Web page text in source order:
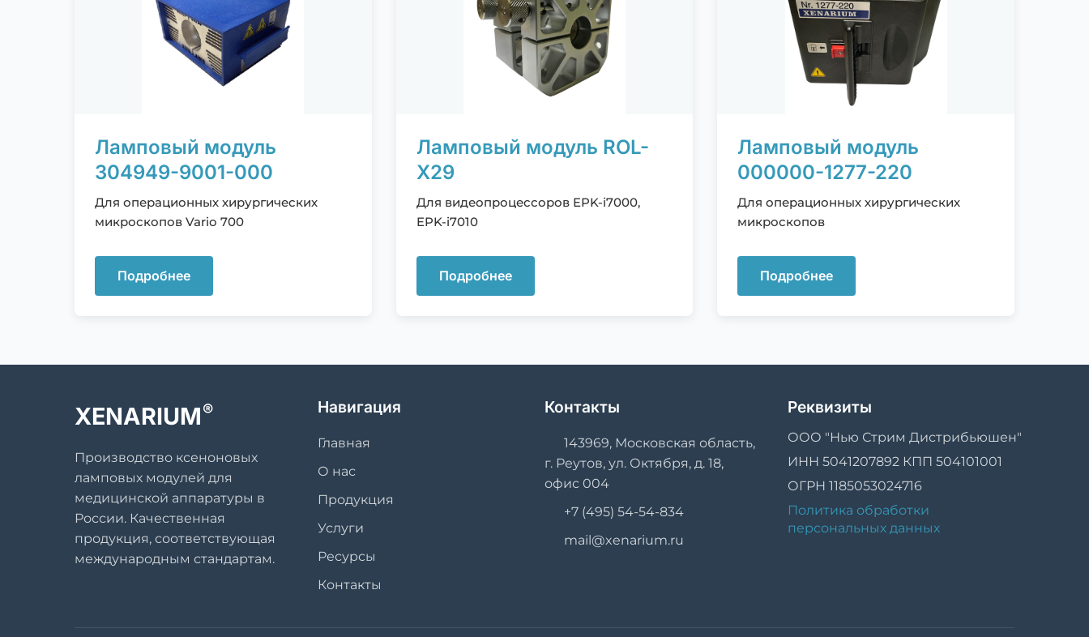
Ламповый модуль
304949-9001-000
Для операционных хирургических
микроскопов Vario 700
Подробнее
Ламповый модуль ROL-
X29
Для видеопроцессоров EPK-i7000,
EPK-i7010
Подробнее
Ламповый модуль
000000-1277-220
Для операционных хирургических
микроскопов
Подробнее
XENARIUM®
Производство ксеноновых
ламповых модулей для
медицинской аппаратуры в
России. Качественная
продукция, соответствующая
международным стандартам.
Навигация
Главная
О нас
Продукция
Услуги
Ресурсы
Контакты
Контакты
143969, Московская область,
г. Реутов, ул. Октября, д. 18,
офис 004
+7 (495) 54-54-834
mail@xenarium.ru
Реквизиты
ООО "Нью Стрим Дистрибьюшен"
ИНН 5041207892 КПП 504101001
ОГРН 1185053024716
Политика обработки
персональных данных